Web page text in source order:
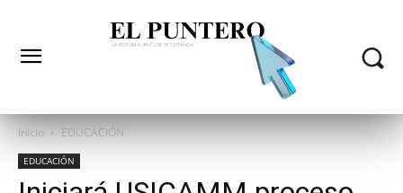
Inicio EDUCACIÓN
EDUCACIÓN